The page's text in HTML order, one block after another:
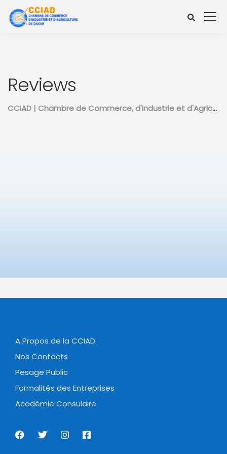
Reviews
CCIAD | Chambre de Commerce, d'Industrie et d'Agriculture de Dakar
A Propos de la CCIAD
Nos Contacts
Pesage Public
Formalités des Entreprises
Académie Consulaire